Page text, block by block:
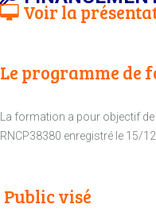
Voir la
Le programme de
La formation a pour objectif
RNCP38380 enregistré le 15/
Public visé